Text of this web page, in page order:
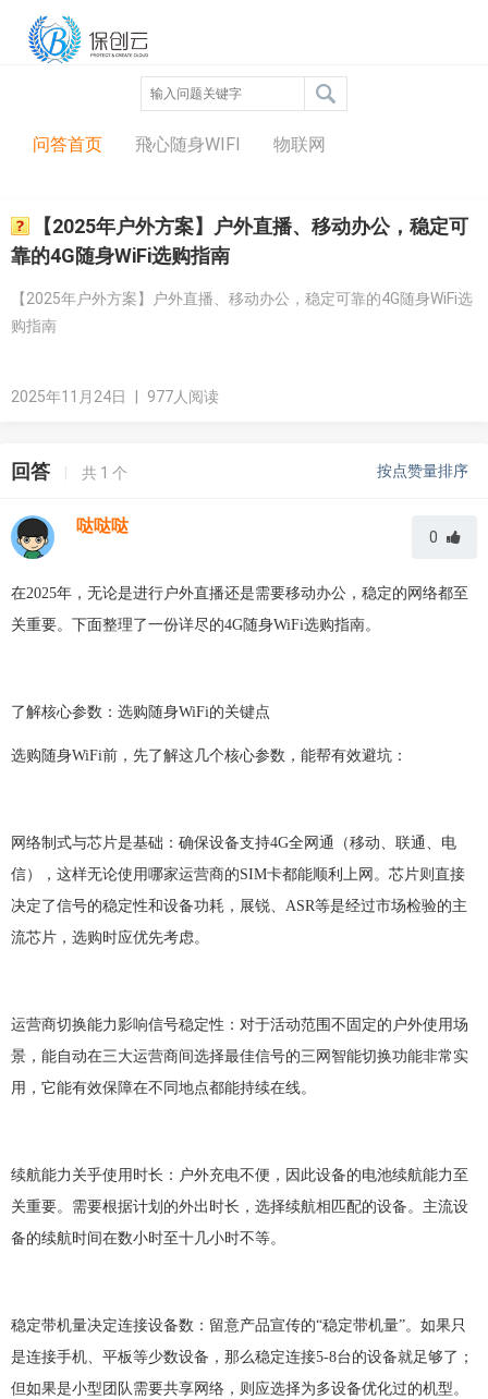
问答中心
问答首页 飛心随身WIFI 物联网
【2025年户外方案】户外直播、移动办公，稳定可
靠的4G随身WiFi选购指南
【2025年户外方案】户外直播、移动办公，稳定可靠的4G随身WiFi选
购指南
2025年11月24日 977人阅读
回答 | 共 1 个 按点赞量排序
哒哒哒
0
在2025年，无论是进行户外直播还是需要移动办公，稳定的网络都至
关重要。 下面整理了一份详尽的4G随身WiFi选购指南。
了解核心参数：选购随身WiFi的关键点
选购随身WiFi前，先了解这几个核心参数，能帮有效避坑：
网络制式与芯片是基础：确保设备支持4G全网通（移动、联通、电
信），这样无论使用哪家运营商的SIM卡都能顺利上网。芯片则直接
决定了信号的稳定性和设备功耗，展锐、ASR等是经过市场检验的主
流芯片，选购时应优先考虑。
运营商切换能力影响信号稳定性：对于活动范围不固定的户外使用场
景，能自动在三大运营商间选择最佳信号的三网智能切换功能非常实
用，它能有效保障在不同地点都能持续在线。
续航能力关乎使用时长：户外充电不便，因此设备的电池续航能力至
关重要。需要根据计划的外出时长，选择续航相匹配的设备。主流设
备的续航时间在数小时至十几小时不等。
稳定带机量决定连接设备数：留意产品宣传的“稳定带机量”。如果只
是连接手机、平板等少数设备，那么稳定连接5-8台的设备就足够了；
但如果是小型团队需要共享网络，则应选择为多设备优化过的机型。